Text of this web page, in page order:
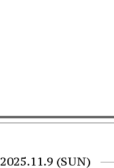
2025.11.9 (SUN)